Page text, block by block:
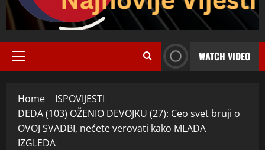
Primary
WATCH VIDEO
Home
ISPOVIJESTI
DEDA (103) OŽENIO DEVOJKU (27): Ceo svet bruji o
OVOJ SVADBI, nećete verovati kako MLADA
IZGLEDA